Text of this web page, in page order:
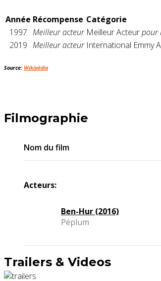
Année Récompense Catégorie
1997 Meilleur acteur Meilleur Acteurpour
2019 Meilleur acteur International Emmy
Source: Wikipédia
Filmographie
Nom du film
Acteurs:
Ben-Hur (2016)
Péplum
Trailers & Videos